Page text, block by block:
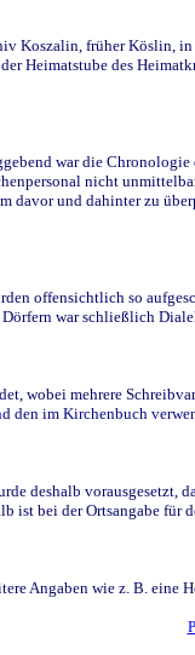
Koszalin, früher Köslin,
Heimatstube des
war die
nicht
und dahinter zu
offensichtlich so
war schließlich
wobei mehrere
den im Kirchenbuch
deshalb
bei der Ortsangabe
Angaben wie z. B. eine